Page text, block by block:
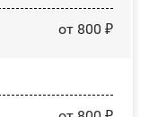
от 800 ₽